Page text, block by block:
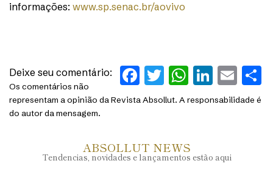
informações: www.sp.senac.br/aovivo
Facebook
Twitter
Deixe seu comentário:
Os comentários não
representam a opinião da Revista Absollut. A responsabilidade é
do autor da mensagem.
ABSOLLUT NEWS
Tendencias, novidades e lançamentos estão aqui